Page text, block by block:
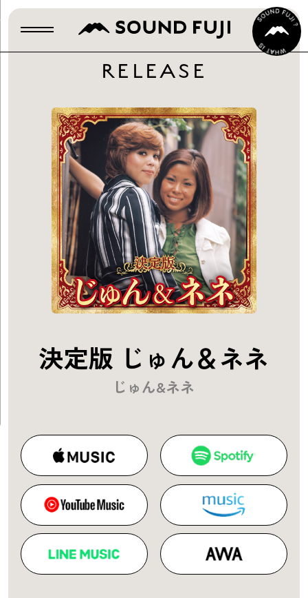
RELEASE
決定版 じゅん＆ネネ
じゅん&ネネ